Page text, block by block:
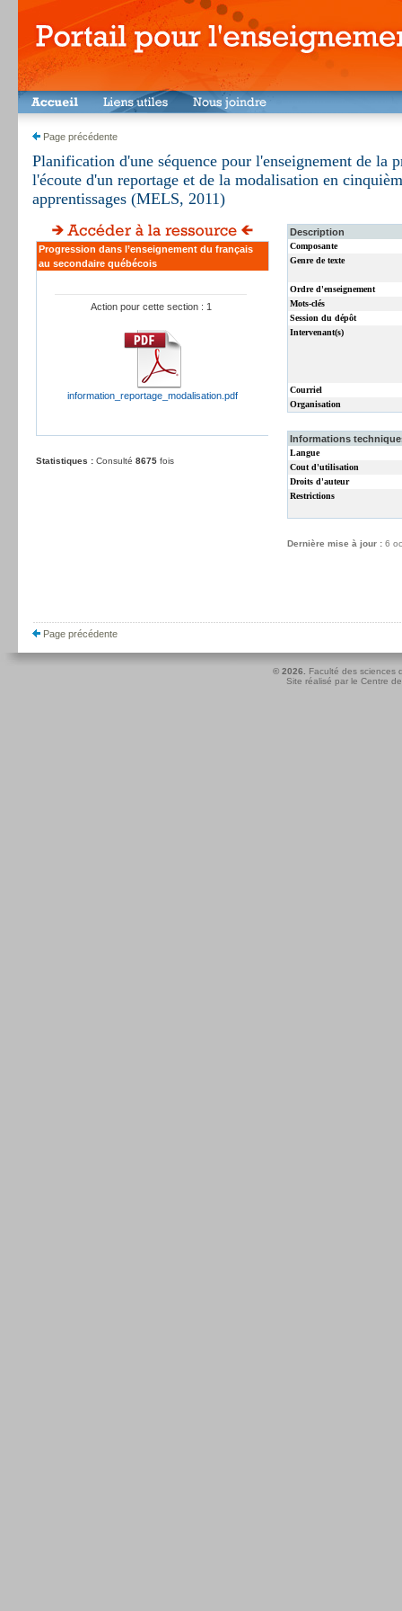
Page précédente
Planification d'une séquence pour l'enseignement de
l'écoute d'un reportage et de la modalisation en
apprentissages (MELS, 2011)
Progression dans l’enseignement du français
au secondaire québécois
Action pour cette section : 1
information_reportage_modalisation.pdf
Statistiques : Consulté 8675 fois
Description
Composante
Genre de texte
Ordre d'enseignement
Mots-clés
Session du dépôt
Intervenant(s)
Courriel
Organisation
Informations
Langue
Cout d'utilisation
Droits d'auteur
Restrictions
Dernière mise à jour : 6
Page précédente
© 2026.
Faculté des sciences
Site réalisé par le Centre